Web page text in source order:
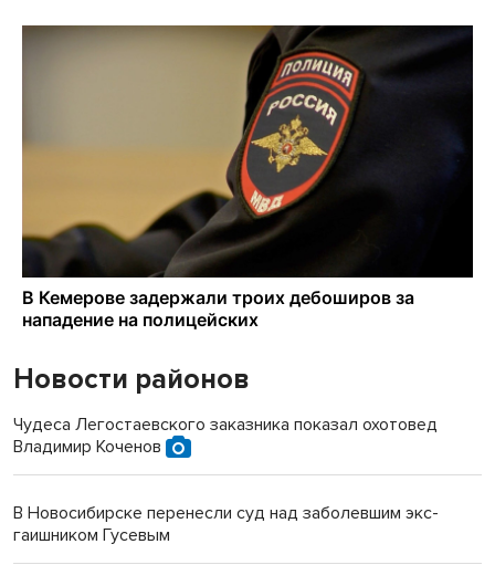
Новости районов
Чудеса Легостаевского заказника показал охотовед
Владимир Коченов
В Новосибирске перенесли суд над заболевшим экс-
гаишником Гусевым